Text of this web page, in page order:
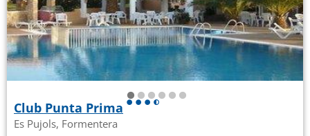
Club Punta Prima
Es Pujols, Formentera